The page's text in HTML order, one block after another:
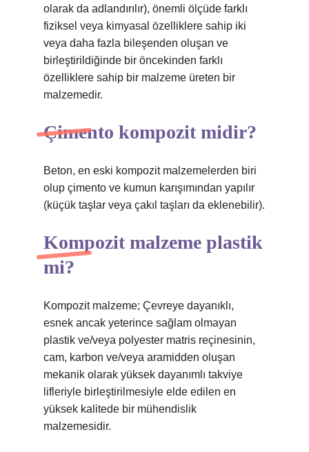
olarak da adlandırılır), önemli ölçüde farklı
fiziksel veya kimyasal özelliklere sahip iki
veya daha fazla bileşenden oluşan ve
birleştirildiğinde bir öncekinden farklı
özelliklere sahip bir malzeme üreten bir
malzemedir.
Çimento kompozit midir?
Beton, en eski kompozit malzemelerden biri
olup çimento ve kumun karışımından yapılır
(küçük taşlar veya çakıl taşları da eklenebilir).
Kompozit malzeme plastik
mi?
Kompozit malzeme; Çevreye dayanıklı,
esnek ancak yeterince sağlam olmayan
plastik ve/veya polyester matris reçinesinin,
cam, karbon ve/veya aramidden oluşan
mekanik olarak yüksek dayanımlı takviye
lifleriyle birleştirilmesiyle elde edilen en
yüksek kalitede bir mühendislik
malzemesidir.